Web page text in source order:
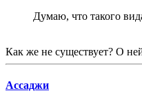
Думаю, что такого
Как же не существует? О
Ассаджи